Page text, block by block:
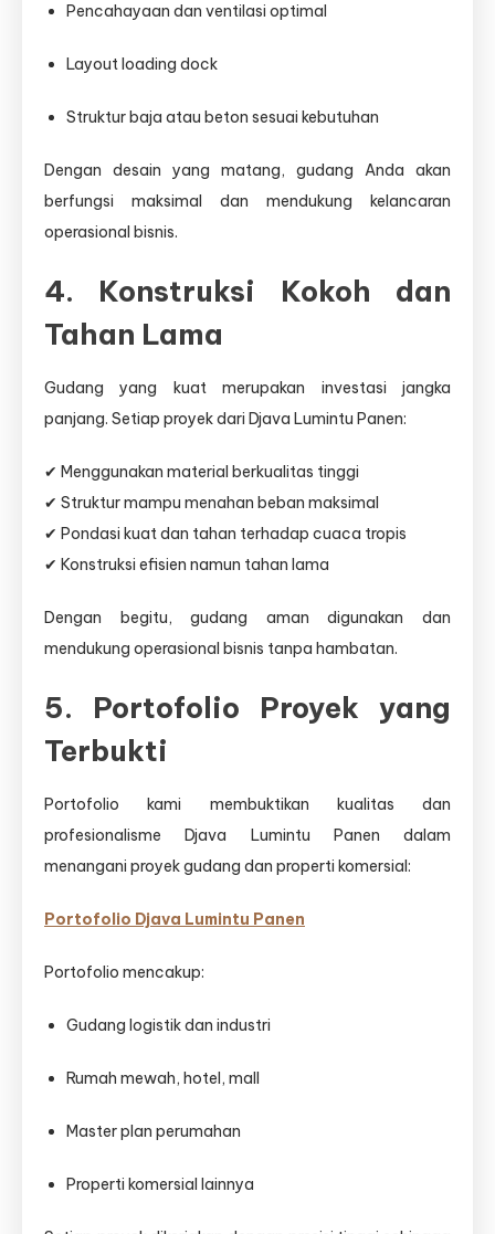
Pencahayaan dan ventilasi optimal
Layout loading dock
Struktur baja atau beton sesuai kebutuhan
Dengan desain yang matang, gudang Anda akan
berfungsi maksimal dan mendukung kelancaran
operasional bisnis.
4. Konstruksi Kokoh dan
Tahan Lama
Gudang yang kuat merupakan investasi jangka
panjang. Setiap proyek dari Djava Lumintu Panen:
✔ Menggunakan material berkualitas tinggi
✔ Struktur mampu menahan beban maksimal
✔ Pondasi kuat dan tahan terhadap cuaca tropis
✔ Konstruksi efisien namun tahan lama
Dengan begitu, gudang aman digunakan dan
mendukung operasional bisnis tanpa hambatan.
5. Portofolio Proyek yang
Terbukti
Portofolio kami membuktikan kualitas dan
profesionalisme Djava Lumintu Panen dalam
menangani proyek gudang dan properti komersial:
Portofolio Djava Lumintu Panen
Portofolio mencakup:
Gudang logistik dan industri
Rumah mewah, hotel, mall
Master plan perumahan
Properti komersial lainnya